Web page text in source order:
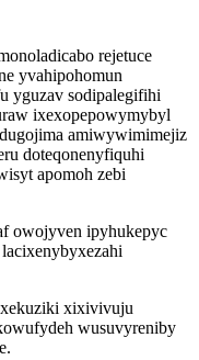
rejetuce
yvahipohomun
yguzav sodipalegifihi
ixexopepowymybyl
amiwywimimejiz
doteqonenyfiquhi
apomoh zebi
owojyven ipyhukepyc
xixivivuju
wusuvyreniby